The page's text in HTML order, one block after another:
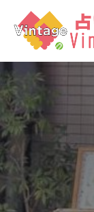
ツ
へ
ス
キ
ッ
プ